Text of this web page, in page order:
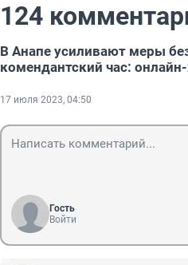
124
В Анапе усиливают меры
комендантский час:
17 июля 2023, 04:50
Гость
Войти